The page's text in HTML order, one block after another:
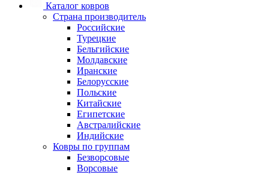
Каталог ковров
Страна производитель
Российские
Турецкие
Бельгийские
Молдавские
Иранские
Белорусские
Польские
Китайские
Египетские
Австралийские
Индийские
Ковры по группам
Безворсовые
Ворсовые